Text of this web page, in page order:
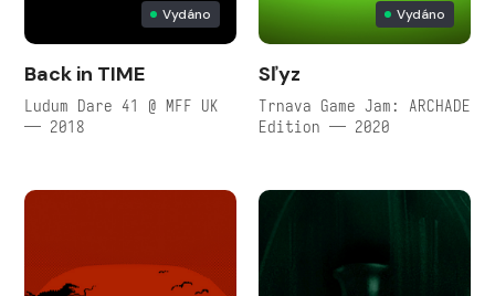
Vydáno
Back in TIME
Ludum Dare 41 @ MFF UK
— 2018
Vydáno
Sľyz
Trnava Game Jam: ARCHADE
Edition — 2020